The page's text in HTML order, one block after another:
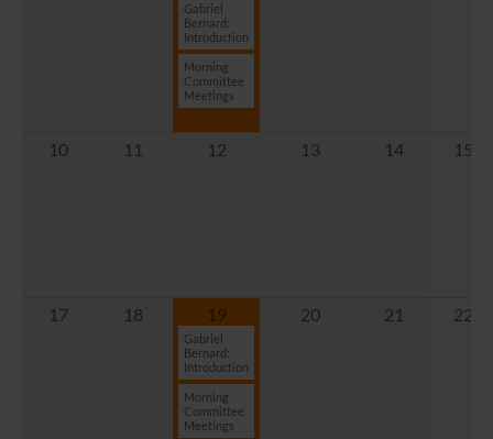
Gabriel
Bernard:
Introduction
Morning
Committee
Meetings
10 11 12 13 14 15
17 18 19
Gabriel
Bernard:
Introduction
Morning
Committee
Meetings
20 21 22